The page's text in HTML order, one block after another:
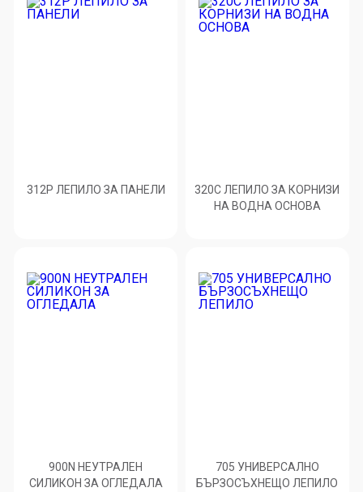
312P ЛЕПИЛО ЗА ПАНЕЛИ
320C ЛЕПИЛО ЗА КОРНИЗИ
НА ВОДНА ОСНОВА
900N НЕУТРАЛЕН
СИЛИКОН ЗА ОГЛЕДАЛА
705 УНИВЕРСАЛНО
БЪРЗОСЪХНЕЩО ЛЕПИЛО